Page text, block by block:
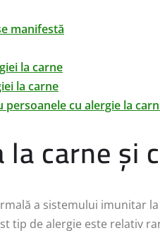
manifestă
la carne
la carne
cu alergie la
la carne și
a sistemului imunitar
tip de alergie este relativ